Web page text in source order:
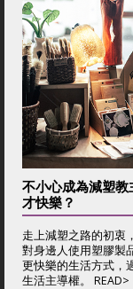
不小心成為減塑
才快樂？
走上減塑之路的初衷
對身邊人使用塑膠製
更快樂的生活方式，
生活主導權。 READ>